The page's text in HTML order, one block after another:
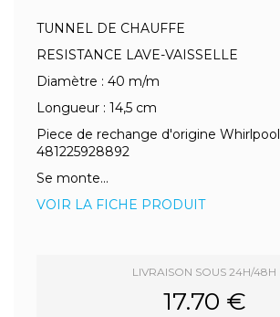
TUNNEL DE CHAUFFE
RESISTANCE LAVE-VAISSELLE
Diamètre : 40 m/m
Longueur : 14,5 cm
Piece de rechange d'origine Whirlpool
481225928892
Se monte...
VOIR LA FICHE PRODUIT
LIVRAISON SOUS 24H/48H
17.70 €